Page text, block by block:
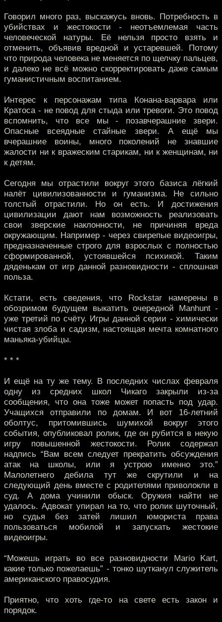
Говорил много раз, выскажусь вновь. Потребность в
убийствах и жестокости - неотъемлемая часть
человеческой натуры. Её нельзя просто взять и
отменить, объявив вредной и устаревшей. Потому
что природа человека не меняется по щелчку пальцев,
и далеко не всё можно скорректировать даже самым
гуманистичным воспитанием.
Интерес к персонажам типа Конана-варвара или
Кратоса - не повод для стыда или тревоги. Это повод
вспомнить, что все мы - позавчерашние звери.
Опасные всеядные стайные звери. А ещё мы
вчерашние воины, много поколений не знавшие
жалости ни к вражеским старикам, ни к женщинам, ни
к детям.
Сегодня мы отрастили вокруг этого базиса лёгкий
налёт цивилизованности и гуманизма. Не сильно
толстый отрастили. Но он есть. И достижения
цивилизации дают нам возможность реализовать
свои зверские наклонности, не причиняя вреда
окружающим. Например - через свирепые видеоигры,
предназначенные строго для взрослых с полностью
сформированной, устоявшейся психикой. Таким
дяденькам от игр данной разновидности - сплошная
польза.
Кстати, есть сведения, что Rockstar намерены в
обозримом будущем выкатить очередной Manhunt -
уже третий по счёту. Игры данной серии - химически
чистая злоба и садизм, настоящая мечта комнатного
маньяка-убийцы.
* * *
И ещё на ту же тему. В последних числах февраля
одну из средних школ Чикаго закрыли из-за
сообщения, что она тоже может попасть под удар.
Учащихся отправили по домам. И вот 16-летний
оболтус, притомившись шумихой вокруг этого
события, опубликовал ролик, где он рубится в некую
игру повышенной жестокости. Ролик содержал
надпись “Вам всем следует прекратить обсуждения
атак на школы, или я устрою именно это.”
Малолетнего дебила тут же скрутили и на
следующий день вместе с родителями приволокли в
суд. А дома учинили обыск. Оружия найти не
удалось. Адвокат упирал на то, что ролик шуточный,
но судья без затей лишил юмориста права
пользоваться мобилой и запускать жестокие
видеоигры.
“Можешь играть во все разновидности Mario Kart,
какие только пожелаешь” - тонко шутканул служитель
американского правосудия.
Приятно, что хоть где-то на свете есть закон и
порядок.